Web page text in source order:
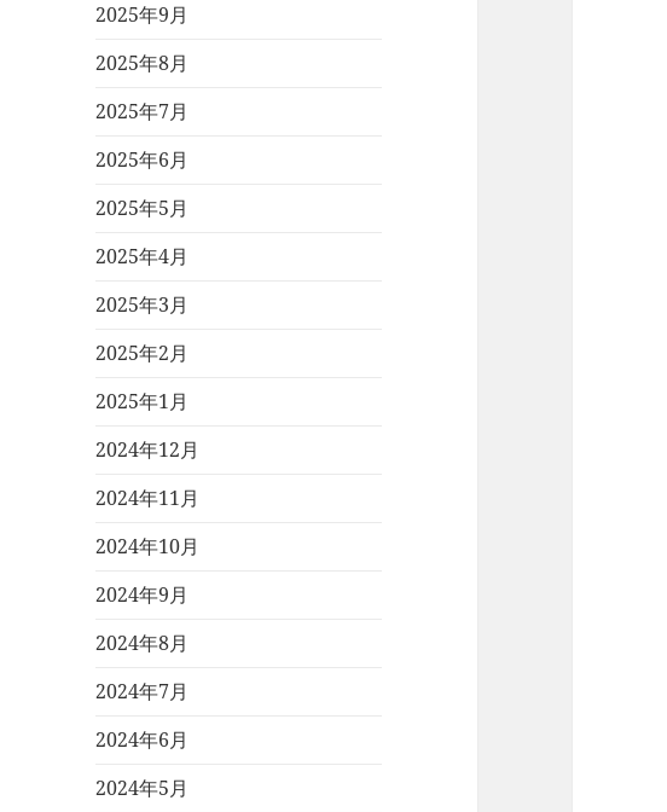
2025年9月
2025年8月
2025年7月
2025年6月
2025年5月
2025年4月
2025年3月
2025年2月
2025年1月
2024年12月
2024年11月
2024年10月
2024年9月
2024年8月
2024年7月
2024年6月
2024年5月